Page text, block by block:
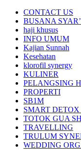
CONTACT US
BUSANA
haji khusus
INFO UMUM
Kajian Sunnah
Kesehatan
klorofil synergy
KULINER
PELANGSING
PROPERTI
SB1M
SMART
TOTOK GUA
TRAVELLING
TRULUM
WEDDING